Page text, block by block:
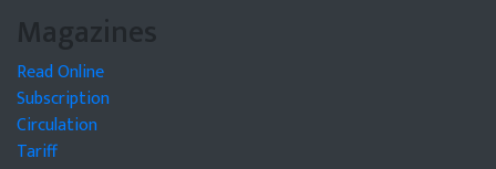
Magazines
Read Online
Subscription
Circulation
Tariff